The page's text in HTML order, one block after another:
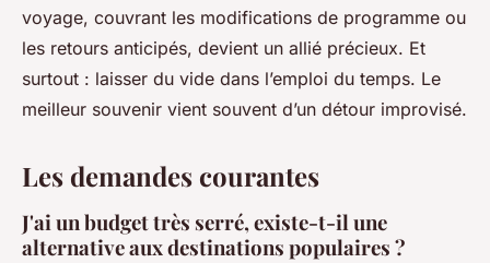
voyage, couvrant les modifications de programme ou
les retours anticipés, devient un allié précieux. Et
surtout : laisser du vide dans l’emploi du temps. Le
meilleur souvenir vient souvent d’un détour improvisé.
Les demandes courantes
J'ai un budget très serré, existe-t-il une
alternative aux destinations populaires ?